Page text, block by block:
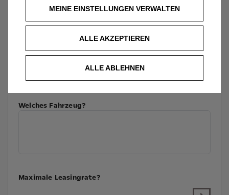
Welches Fahrzeug?
Maximale Leasingrate?
MEINE EINSTELLUNGEN VERWALTEN
ALLE AKZEPTIEREN
ALLE ABLEHNEN